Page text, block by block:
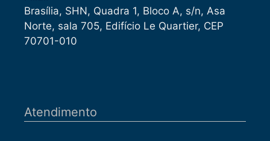
Brasília, SHN, Quadra 1, Bloco A, s/n, Asa
Norte, sala 705, Edifício Le Quartier, CEP
70701-010
Atendimento